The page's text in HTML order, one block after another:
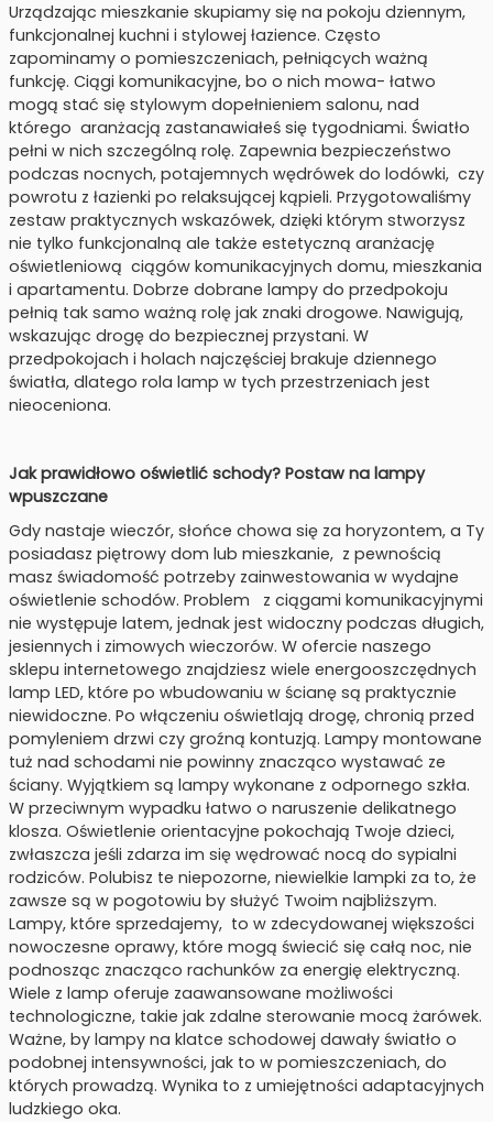
Urządzając mieszkanie skupiamy się na pokoju dziennym,
funkcjonalnej kuchni i stylowej łazience. Często
zapominamy o pomieszczeniach, pełniących ważną
funkcję. Ciągi komunikacyjne, bo o nich mowa- łatwo
mogą stać się stylowym dopełnieniem salonu, nad
którego aranżacją zastanawiałeś się tygodniami. Światło
pełni w nich szczególną rolę. Zapewnia bezpieczeństwo
podczas nocnych, potajemnych wędrówek do lodówki, czy
powrotu z łazienki po relaksującej kąpieli. Przygotowaliśmy
zestaw praktycznych wskazówek, dzięki którym stworzysz
nie tylko funkcjonalną ale także estetyczną aranżację
oświetleniową ciągów komunikacyjnych domu, mieszkania
i apartamentu. Dobrze dobrane lampy do przedpokoju
pełnią tak samo ważną rolę jak znaki drogowe. Nawigują,
wskazując drogę do bezpiecznej przystani. W
przedpokojach i holach najczęściej brakuje dziennego
światła, dlatego rola lamp w tych przestrzeniach jest
nieoceniona.
Jak prawidłowo oświetlić schody? Postaw na lampy
wpuszczane
Gdy nastaje wieczór, słońce chowa się za horyzontem, a Ty
posiadasz piętrowy dom lub mieszkanie, z pewnością
masz świadomość potrzeby zainwestowania w wydajne
oświetlenie schodów. Problem z ciągami komunikacyjnymi
nie występuje latem, jednak jest widoczny podczas długich,
jesiennych i zimowych wieczorów. W ofercie naszego
sklepu internetowego znajdziesz wiele energooszczędnych
lamp LED, które po wbudowaniu w ścianę są praktycznie
niewidoczne. Po włączeniu oświetlają drogę, chronią przed
pomyleniem drzwi czy groźną kontuzją. Lampy montowane
tuż nad schodami nie powinny znacząco wystawać ze
ściany. Wyjątkiem są lampy wykonane z odpornego szkła.
W przeciwnym wypadku łatwo o naruszenie delikatnego
klosza. Oświetlenie orientacyjne pokochają Twoje dzieci,
zwłaszcza jeśli zdarza im się wędrować nocą do sypialni
rodziców. Polubisz te niepozorne, niewielkie lampki za to, że
zawsze są w pogotowiu by służyć Twoim najbliższym.
Lampy, które sprzedajemy, to w zdecydowanej większości
nowoczesne oprawy, które mogą świecić się całą noc, nie
podnosząc znacząco rachunków za energię elektryczną.
Wiele z lamp oferuje zaawansowane możliwości
technologiczne, takie jak zdalne sterowanie mocą żarówek.
Ważne, by lampy na klatce schodowej dawały światło o
podobnej intensywności, jak to w pomieszczeniach, do
których prowadzą. Wynika to z umiejętności adaptacyjnych
ludzkiego oka.